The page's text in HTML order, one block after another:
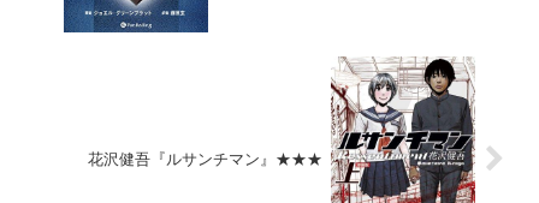
花沢健吾『ルサンチマン』★★★